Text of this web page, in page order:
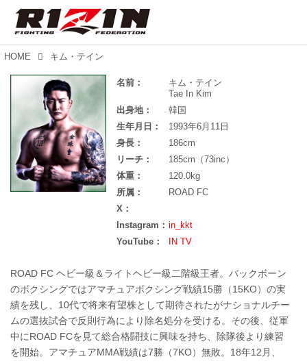
HOME キム・テイン
名前：
キム・テイン
Tae In Kim
出身地：
韓国
生年月日：
1993年6月11日
身長：
186cm
リーチ：
185cm（73inc）
体重：
120.0kg
所属：
ROAD FC
X：
Instagram： in_kkt
YouTube：
IN TV
ROAD FC ヘビー級＆ライトヘビー級二階級王者。バックボーン
のボクシングではアマチュアボクシング戦績15勝（15KO）の実
績を残し、10代で将来有望株として期待されたがナショナルチー
ムの選抜試合で反則行為により除名処分を受ける。その後、従軍
中にROAD FCを見て総合格闘技に興味を持ち、除隊後より練習
を開始。アマチュアMMA戦績は7勝（7KO）無敗。18年12月、